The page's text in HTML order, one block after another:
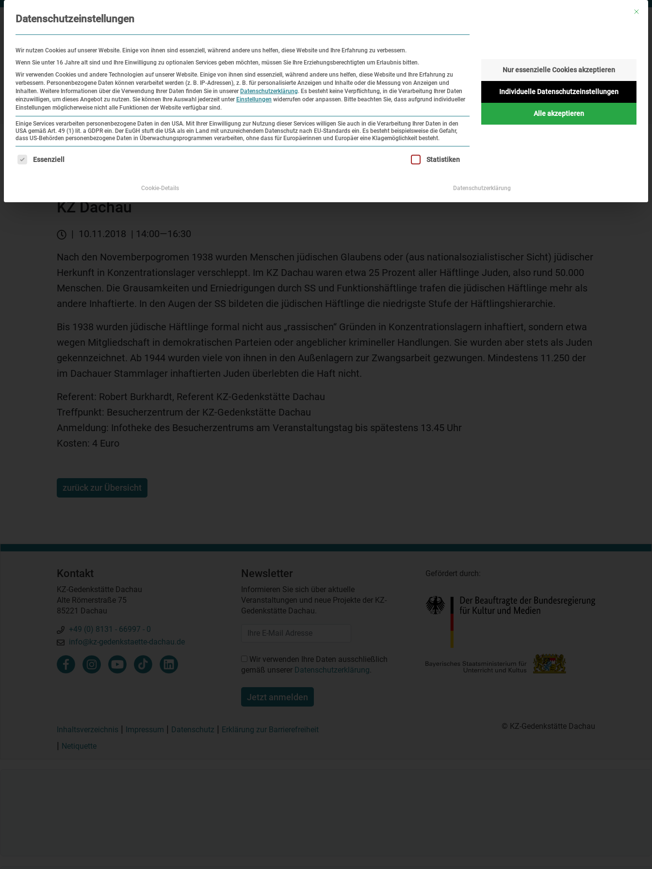
Besuch Bildung
Historischer
Ort
Ausstellungen
Forschung und
Sammlung
Geschichte
Online
Aktuelles
Startseite | Veranstaltungen | Jüdische Häftlinge – die Reichspogromnacht und die Auswirkungen für das KZ Dachau
Jüdische Häftlinge – die Reichspogromnacht und die Auswirkungen für das
KZ Dachau
| 10.11.2018 | 14:00—16:30
Nach den Novemberpogromen 1938 wurden Menschen jüdischen Glaubens oder (aus nationalsozialistischer Sicht) jüdischer
Herkunft in Konzentrationslager verschleppt. Im KZ Dachau waren etwa 25 Prozent aller Häftlinge Juden, also rund 50.000
Menschen. Die Grausamkeiten und Erniedrigungen durch SS und Funktionshäftlinge trafen die jüdischen Häftlinge mehr als
andere Inhaftierte. In den Augen der SS bildeten die jüdischen Häftlinge die niedrigste Stufe der Häftlingshierarchie.
Bis 1938 wurden jüdische Häftlinge formal nicht aus „rassischen“ Gründen in Konzentrationslagern inhaftiert, sondern etwa
wegen Mitgliedschaft in demokratischen Parteien oder angeblicher krimineller Handlungen. Sie wurden aber stets als Juden
gekennzeichnet. Ab 1944 wurden viele von ihnen in den Außenlagern zur Zwangsarbeit gezwungen. Mindestens 11.250 der
im Dachauer Stammlager inhaftierten Juden überlebten die Haft nicht.
Referent: Robert Burkhardt, Referent KZ-Gedenkstätte Dachau
Treffpunkt: Besucherzentrum der KZ-Gedenkstätte Dachau
Anmeldung: Infotheke des Besucherzentrums am Veranstaltungstag bis spätestens 13.45 Uhr
Kosten: 4 Euro
zurück zur Übersicht
Kontakt
KZ-Gedenkstätte Dachau
Alte Römerstraße 75
85221 Dachau
+49 (0) 8131 - 66997 - 0
info@kz-gedenkstaette-dachau.de
Newsletter
Informieren Sie sich über aktuelle
Veranstaltungen und neue Projekte der KZ-
Gedenkstätte Dachau.
Wir verwenden Ihre Daten ausschließlich
gemäß unserer Datenschutzerklärung.
Jetzt anmelden
Gefördert durch:
Inhaltsverzeichnis Impressum Datenschutz
Erklärung zur Barrierefreiheit
Netiquette
© KZ-Gedenkstätte Dachau
Mit
Datenschutzeinstellungen
Wir nutzen Cookies auf unserer Website. Einige von ihnen sind essenziell, während andere uns helfen, diese Website und Ihre Erfahrung zu verbessern.
Wenn Sie unter 16 Jahre alt sind und Ihre Einwilligung zu optionalen Services geben möchten, müssen Sie Ihre Erziehungsberechtigten um Erlaubnis bitten.
Wir verwenden Cookies und andere Technologien auf unserer Website. Einige von ihnen sind essenziell, während andere uns helfen, diese Website und Ihre Erfahrung zu
verbessern. Personenbezogene Daten können verarbeitet werden (z. B. IP-Adressen), z. B. für personalisierte Anzeigen und Inhalte oder die Messung von Anzeigen und
Inhalten. Weitere Informationen über die Verwendung Ihrer Daten finden Sie in unserer Datenschutzerklärung. Es besteht keine Verpflichtung, in die Verarbeitung Ihrer Daten
einzuwilligen, um dieses Angebot zu nutzen. Sie können Ihre Auswahl jederzeit unter Einstellungen widerrufen oder anpassen. Bitte beachten Sie, dass aufgrund individueller
Einstellungen möglicherweise nicht alle Funktionen der Website verfügbar sind.
Einige Services verarbeiten personenbezogene Daten in den USA. Mit Ihrer Einwilligung zur Nutzung dieser Services willigen Sie auch in die Verarbeitung Ihrer Daten in den
USA gemäß Art. 49 (1) lit. a GDPR ein. Der EuGH stuft die USA als ein Land mit unzureichendem Datenschutz nach EU-Standards ein. Es besteht beispielsweise die Gefahr,
dass US-Behörden personenbezogene Daten in Überwachungsprogrammen verarbeiten, ohne dass für Europäerinnen und Europäer eine Klagemöglichkeit besteht.
Es folgt eine Liste der Service-Gruppen, für die eine Einwilligung erteilt werden kann. Die erste Service-Gruppe ist essenziell und kann nicht abgewählt werden.
Essenziell Statistiken
Nur essenzielle Cookies akzeptieren
Individuelle Datenschutzeinstellungen
Alle akzeptieren
Cookie-Details Datenschutzerklärung